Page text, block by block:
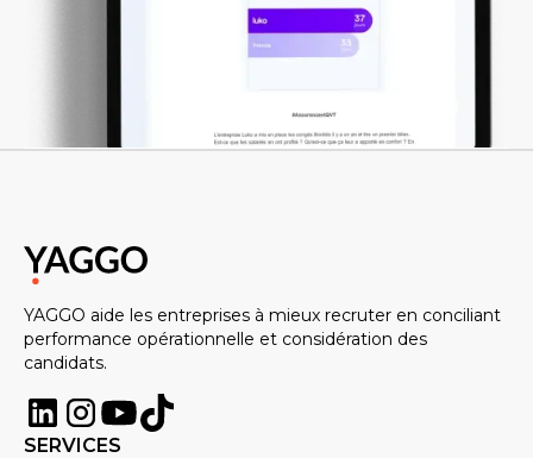
refusé clairement, qu’il puisse avoir
réussi le process de recrutement,
de feedback qui va se baser à la fois
contact avec le candidat, mais
également avec le hiring manager.
L’idée est que le recruteur va
vraiment donner son feedback de
YAGGO aide les entreprises à mieux recruter en conciliant
performance opérationnelle et considération des
candidats.
SERVICES